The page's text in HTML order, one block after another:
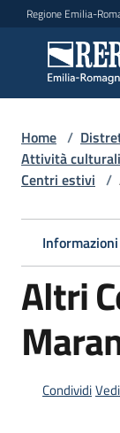
Vai al contenuto
Vai alla navigazione
Vai al footer
Regione Emilia-
e
Centri
per
famiglie
Home /
Attività
Centri estivi /
Altri
Condividi